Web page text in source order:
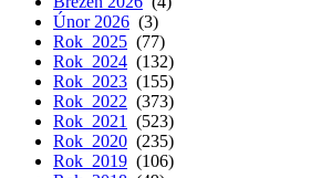
Únor 2026 (3)
Rok 2025 (77)
Rok 2024 (132)
Rok 2023 (155)
Rok 2022 (373)
Rok 2021
(523)
Rok 2020 (235)
Rok 2019 (106)